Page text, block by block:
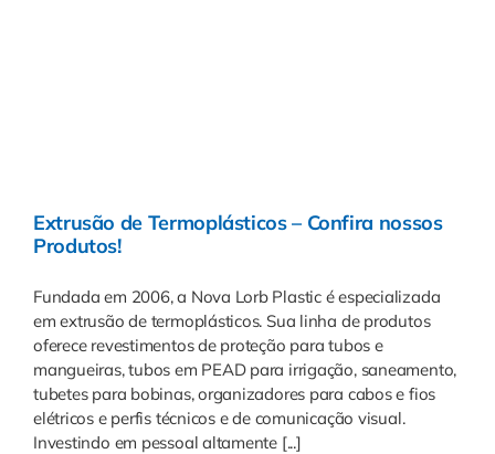
Extrusão de Termoplásticos – Confira nossos
Produtos!
Fundada em 2006, a Nova Lorb Plastic é especializada
em extrusão de termoplásticos. Sua linha de produtos
oferece revestimentos de proteção para tubos e
mangueiras, tubos em PEAD para irrigação, saneamento,
tubetes para bobinas, organizadores para cabos e fios
elétricos e perfis técnicos e de comunicação visual.
Investindo em pessoal altamente [...]